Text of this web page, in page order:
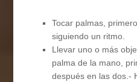
Tocar palmas,
siguiendo un ritmo.
Llevar uno o más
palma de la mano,
después en las dos.-